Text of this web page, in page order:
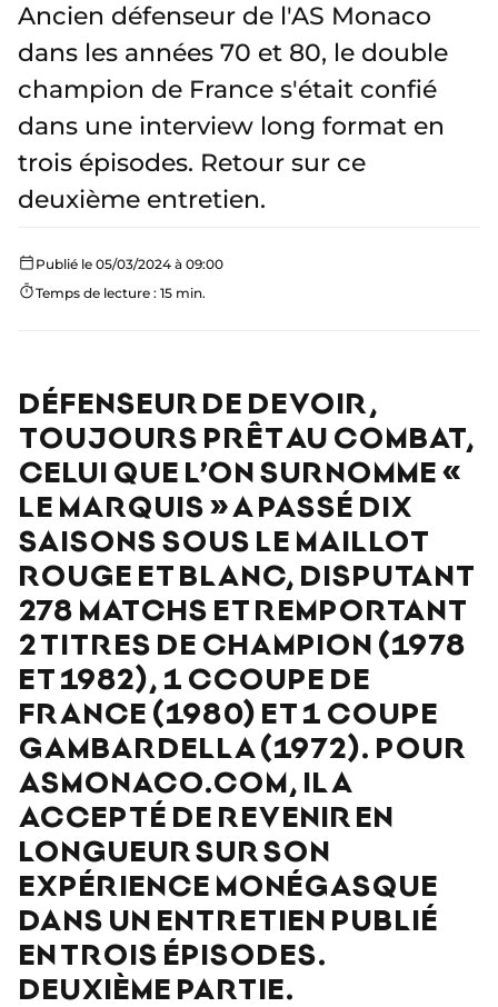
Ancien défenseur de l'AS Monaco
dans les années 70 et 80, le double
champion de France s'était confié
dans une interview long format en
trois épisodes. Retour sur ce
deuxième entretien.
Publié le 05/03/2024 à 09:00
Temps de lecture : 15 min.
DÉFENSEUR DE DEVOIR,
TOUJOURS PRÊT AU COMBAT,
CELUI QUE L’ON SURNOMME «
LE MARQUIS » A PASSÉ DIX
SAISONS SOUS LE MAILLOT
ROUGE ET BLANC, DISPUTANT
278 MATCHS ET REMPORTANT
2 TITRES DE CHAMPION (1978
ET 1982), 1 CCOUPE DE
FRANCE (1980) ET 1 COUPE
GAMBARDELLA (1972). POUR
ASMONACO.COM, IL A
ACCEPTÉ DE REVENIR EN
LONGUEUR SUR SON
EXPÉRIENCE MONÉGASQUE
DANS UN ENTRETIEN PUBLIÉ
EN TROIS ÉPISODES.
DEUXIÈME PARTIE.